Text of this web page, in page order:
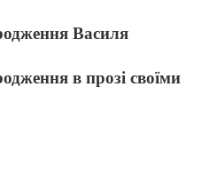
Василя
в прозі своїми